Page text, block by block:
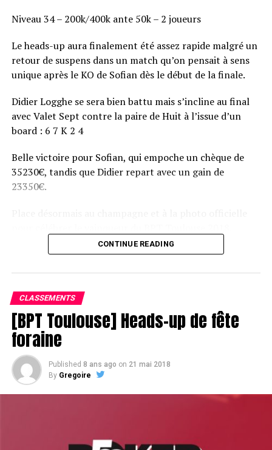
Niveau 34 – 200k/400k ante 50k – 2 joueurs
Le heads-up aura finalement été assez rapide malgré un
retour de suspens dans un match qu’on pensait à sens
unique après le KO de Sofian dès le début de la finale.
Didier Logghe se sera bien battu mais s’incline au final
avec Valet Sept contre la paire de Huit à l’issue d’un
board : 6 7 K 2 4
Belle victoire pour Sofian, qui empoche un chèque de
35230€, tandis que Didier repart avec un gain de
23350€.
CONTINUE READING
CLASSEMENTS
[BPT Toulouse] Heads-up de fête
foraine
Published 8 ans ago on 21 mai 2018
By Gregoire